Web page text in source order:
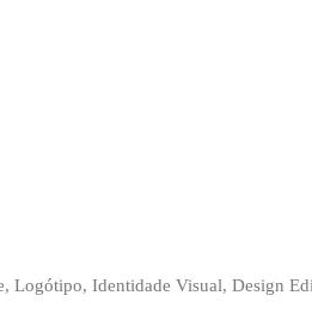
Identidade Visual, Design